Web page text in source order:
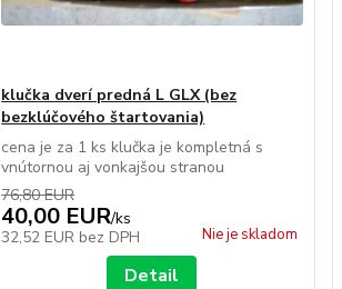
klučka dverí predná L GLX (bez
bezklúčového štartovania)
cena je za 1 ks klučka je kompletná s
vnútornou aj vonkajšou stranou
76,80 EUR
40,00 EUR/ks
32,52 EUR bez DPH Nie je skladom
Detail